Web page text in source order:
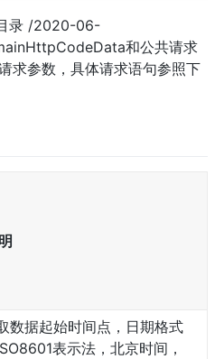
录 /2020-06-
和公共请求
求参数，具体请求语句参照下
数据起始时间点，日期格式
表示法，北京时间，